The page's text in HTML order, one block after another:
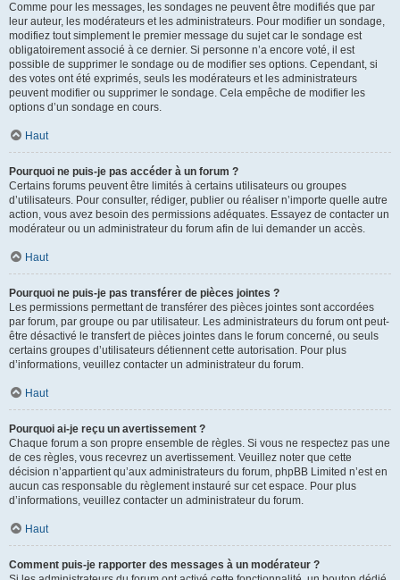
Comme pour les messages, les sondages ne peuvent être modifiés que par
leur auteur, les modérateurs et les administrateurs. Pour modifier un sondage,
modifiez tout simplement le premier message du sujet car le sondage est
obligatoirement associé à ce dernier. Si personne n’a encore voté, il est
possible de supprimer le sondage ou de modifier ses options. Cependant, si
des votes ont été exprimés, seuls les modérateurs et les administrateurs
peuvent modifier ou supprimer le sondage. Cela empêche de modifier les
options d’un sondage en cours.
Haut
Pourquoi ne puis-je pas accéder à un forum ?
Certains forums peuvent être limités à certains utilisateurs ou groupes
d’utilisateurs. Pour consulter, rédiger, publier ou réaliser n’importe quelle autre
action, vous avez besoin des permissions adéquates. Essayez de contacter un
modérateur ou un administrateur du forum afin de lui demander un accès.
Haut
Pourquoi ne puis-je pas transférer de pièces jointes ?
Les permissions permettant de transférer des pièces jointes sont accordées
par forum, par groupe ou par utilisateur. Les administrateurs du forum ont peut-
être désactivé le transfert de pièces jointes dans le forum concerné, ou seuls
certains groupes d’utilisateurs détiennent cette autorisation. Pour plus
d’informations, veuillez contacter un administrateur du forum.
Haut
Pourquoi ai-je reçu un avertissement ?
Chaque forum a son propre ensemble de règles. Si vous ne respectez pas une
de ces règles, vous recevrez un avertissement. Veuillez noter que cette
décision n’appartient qu’aux administrateurs du forum, phpBB Limited n’est en
aucun cas responsable du règlement instauré sur cet espace. Pour plus
d’informations, veuillez contacter un administrateur du forum.
Haut
Comment puis-je rapporter des messages à un modérateur ?